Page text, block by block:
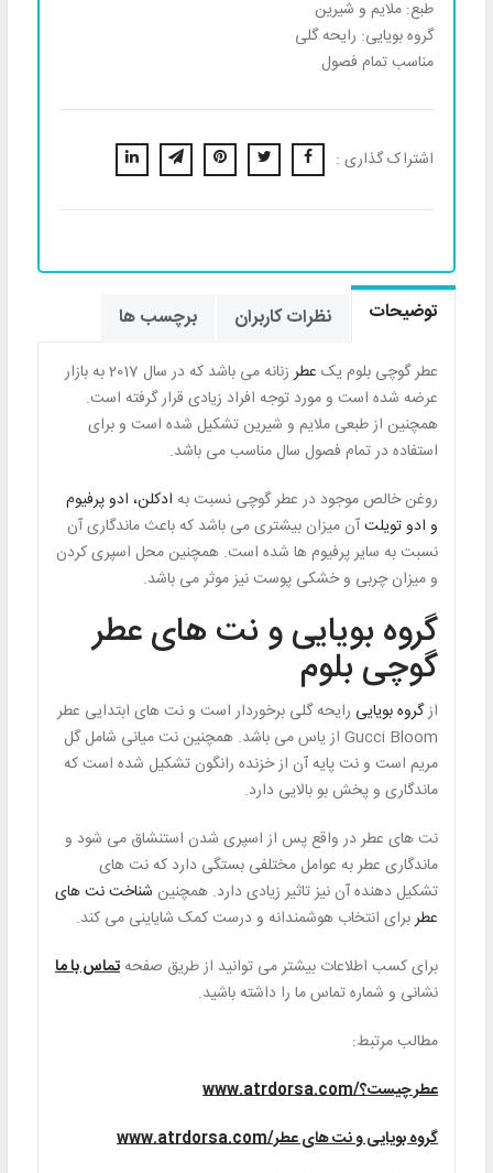
طبع: ملایم و شیرین
گروه بویایی: رایحه گلی
مناسب تمام فصول
اشتراک گذاری :
توضیحات نظرات کاربران برچسب ها
عطر گوچی بلوم یک عطر
زنانه می باشد که در سال 2017 به بازار
عرضه شده است و مورد توجه افراد زیادی قرار گرفته است.
همچنین از طبعی ملایم و شیرین تشکیل شده است و برای
استفاده در تمام فصول سال مناسب می باشد.
روغن خالص موجود در عطر گوچی نسبت به ادکلن، ادو پرفیوم
و ادو تویلتآن میزان بیشتری می باشد که باعث ماندگاری آن
نسبت به سایر پرفیوم ها شده است. همچنین محل اسپری کردن
و میزان چربی و خشکی پوست نیز موثر می باشد.
گروه بویایی و نت های عطر
گوچی بلوم
ازگروه بویایی رایحه گلی برخوردار است و نت های ابتدایی عطر
Gucci Bloom از یاس می باشد. همچنین نت میانی شامل گل
مریم است و نت پایه آن از خزنده رانگون تشکیل شده است که
ماندگاری و پخش بو بالایی دارد.
نت های عطر در واقع پس از اسپری شدن استنشاق می شود و
ماندگاری عطر به عوامل مختلفی بستگی دارد که نت های
تشکیل دهنده آن نیز تاثیر زیادی دارد. همچنین شناخت نت های
عطربرای انتخاب هوشمندانه و درست کمک شایاینی می کند.
برای کسب اطلاعات بیشتر می توانید از طریق صفحهتماس با ما
نشانی و شماره تماس ما را داشته باشید.
مطالب مرتبط:
عطر چیست؟/www.atrdorsa.com
گروه بویایی و نت های عطر/www.atrdorsa.com